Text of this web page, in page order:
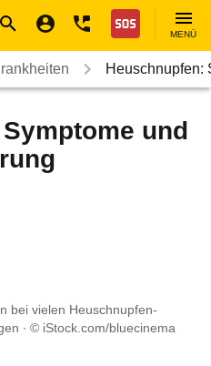
Nothilfe
MENÜ
Heuschnupfen:
und
bei vielen Heuschnupfen-
© iStock.com/bluecinema